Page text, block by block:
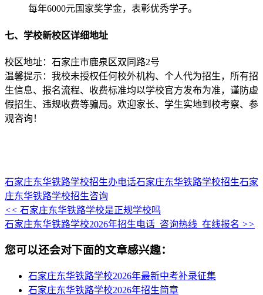
每年6000元国家奖学金，表彰优秀学子。
七、学校新校区详细地址
校区地址：石家庄市鹿泉区双同路2号
温馨提示：我校未授权任何校外机构、个人代为招生，所有招
生信息、报名流程、收费标准均以学校官方发布为准，谨防虚
假招生、违规收费等骗局。欢迎家长、学生实地到校考察、参
观咨询！
石家庄东华铁路学校招生办电话石家庄东华铁路学校招生石家
庄东华铁路学校招生咨询
<< 石家庄东华铁路学校是正规学校吗
石家庄东华铁路学校2026年招生电话_咨询热线_在线报名 >>
您可以还会对下面的文章感兴趣：
石家庄东华铁路学校2026年最新中考补录征集
石家庄东华铁路学校2026年招生简章